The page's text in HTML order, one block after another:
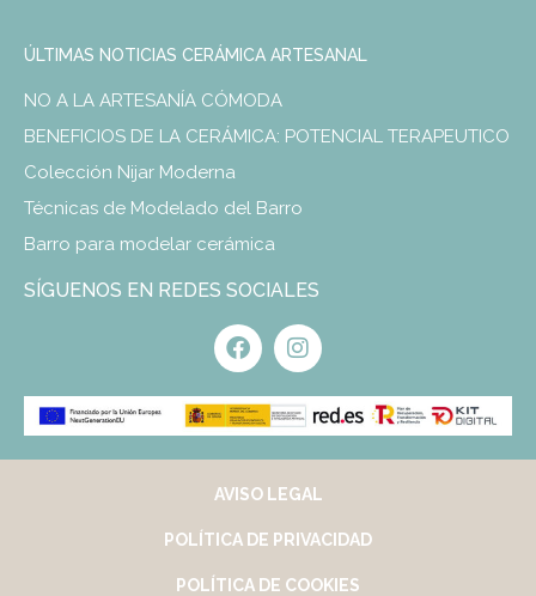
ÚLTIMAS NOTICIAS CERÁMICA ARTESANAL
NO A LA ARTESANÍA CÓMODA
BENEFICIOS DE LA CERÁMICA: POTENCIAL TERAPEUTICO
Colección Nijar Moderna
Técnicas de Modelado del Barro
Barro para modelar cerámica
SÍGUENOS EN REDES SOCIALES
AVISO LEGAL
POLÍTICA DE PRIVACIDAD
POLÍTICA DE COOKIES